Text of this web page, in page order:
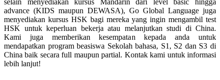
selain menyediakan kursus Mandarin dari level basic hingga
advance (KIDS maupun DEWASA), Go Global Language juga
menyediakan kursus HSK bagi mereka yang ingin mengambil test
HSK untuk keperluan bekerja atau melanjutkan studi di China.
Kami juga memberikan kesempatan kepada anda untuk
mendapatkan program beasiswa Sekolah bahasa, S1, S2 dan S3 di
China baik secara full maupun partial. Kontak kami untuk informasi
lebih lanjut!